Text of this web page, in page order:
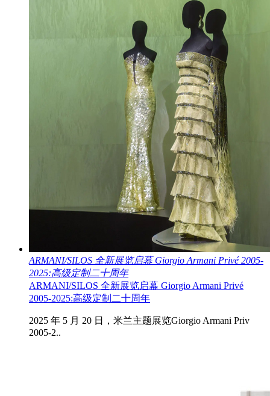
ARMANI/SILOS 全新展览启幕 Giorgio Armani Privé 2005-
2025:高级定制二十周年
ARMANI/SILOS 全新展览启幕 Giorgio Armani Privé
2005-2025:高级定制二十周年
2025 年 5 月 20 日，米兰主题展览Giorgio Armani Priv
2005-2..